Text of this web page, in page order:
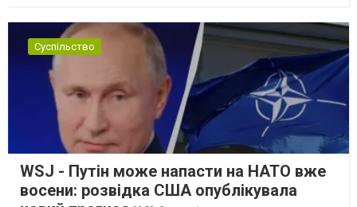
Суспільство
WSJ - Путін може напасти на НАТО вже
восени: розвідка США опублікувала